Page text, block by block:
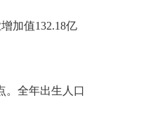
加值132.18亿
。全年出生人口